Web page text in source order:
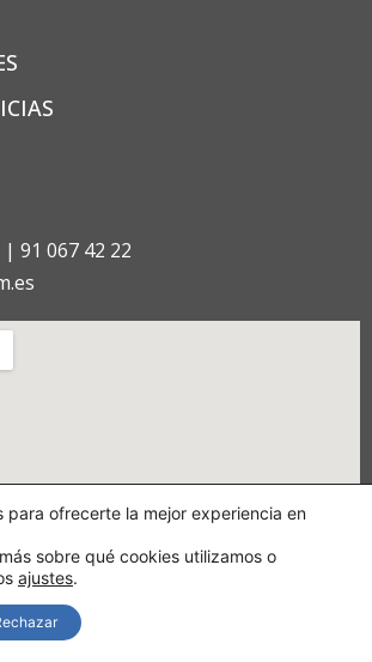
| 91 067 42 22
Copyright © 2024 TRANSyT.
para ofrecerte la mejor experiencia en
sobre qué cookies utilizamos o
ajustes.